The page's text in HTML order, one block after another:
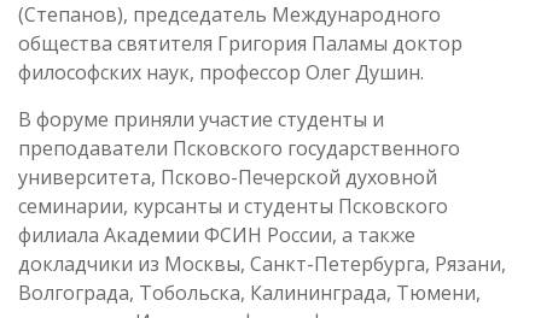
(Степанов), председатель Международного
общества святителя Григория Паламы доктор
философских наук, профессор Олег Душин.
В форуме приняли участие студенты и
преподаватели Псковского государственного
университета, Псково-Печерской духовной
семинарии, курсанты и студенты Псковского
филиала Академии ФСИН России, а также
докладчики из Москвы, Санкт-Петербурга, Рязани,
Волгограда, Тобольска, Калининграда, Тюмени,